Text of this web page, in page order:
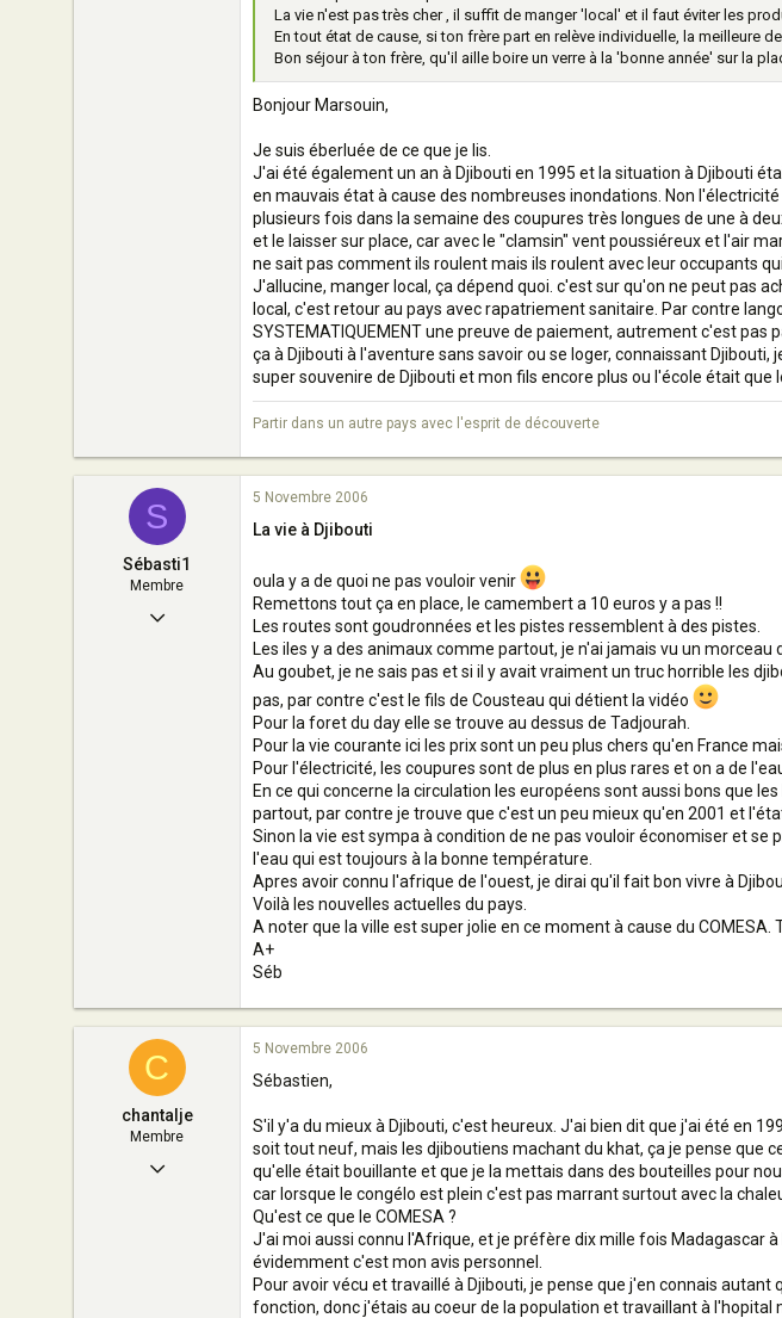
La vie n'est pas très cher , il suffit de manger 'local' et il faut éviter les
En tout état de cause, si ton frère part en relève individuelle, la meilleure
Bon séjour à ton frère, qu'il aille boire un verre à la 'bonne année' sur la
Bonjour Marsouin,
Je suis éberluée de ce que je lis.
J'ai été également un an à Djibouti en 1995 et la situation à Djibouti
en mauvais état à cause des nombreuses inondations. Non
plusieurs fois dans la semaine des coupures très longues de une à
et le laisser sur place, car avec le "clamsin" vent poussiéreux et l'air
ne sait pas comment ils roulent mais ils roulent avec leur occupants
J'allucine, manger local, ça dépend quoi. c'est sur qu'on ne peut pas
local, c'est retour au pays avec rapatriement sanitaire. Par contre
SYSTEMATIQUEMENT une preuve de paiement, autrement c'est
ça à Djibouti à l'aventure sans savoir ou se loger, connaissant
super souvenire de Djibouti et mon fils encore plus ou l'école était que
Partir dans un autre pays avec l'esprit de découverte
S
Sébasti1
Membre
5 Novembre 2006
La vie à Djibouti
oula y a de quoi ne pas vouloir venir
Remettons tout ça en place, le camembert a 10 euros y a pas !!
Les routes sont goudronnées et les pistes ressemblent à des pistes.
Les iles y a des animaux comme partout, je n'ai jamais vu un
Au goubet, je ne sais pas et si il y avait vraiment un truc horrible les
pas, par contre c'est le fils de Cousteau qui détient la vidéo
Pour la foret du day elle se trouve au dessus de Tadjourah.
Pour la vie courante ici les prix sont un peu plus chers qu'en France
Pour l'électricité, les coupures sont de plus en plus rares et on a de
En ce qui concerne la circulation les européens sont aussi bons que
partout, par contre je trouve que c'est un peu mieux qu'en 2001 et
Sinon la vie est sympa à condition de ne pas vouloir économiser et
l'eau qui est toujours à la bonne température.
Apres avoir connu l'afrique de l'ouest, je dirai qu'il fait bon vivre à
Voilà les nouvelles actuelles du pays.
A noter que la ville est super jolie en ce moment à cause du COMESA.
A+
Séb
C
chantalje
Membre
5 Novembre 2006
Sébastien,
S'il y'a du mieux à Djibouti, c'est heureux. J'ai bien dit que j'ai été en
soit tout neuf, mais les djiboutiens machant du khat, ça je pense que
qu'elle était bouillante et que je la mettais dans des bouteilles pour
car lorsque le congélo est plein c'est pas marrant surtout avec la
Qu'est ce que le COMESA ?
J'ai moi aussi connu l'Afrique, et je préfère dix mille fois Madagascar
évidemment c'est mon avis personnel.
Pour avoir vécu et travaillé à Djibouti, je pense que j'en connais
fonction, donc j'étais au coeur de la population et travaillant à